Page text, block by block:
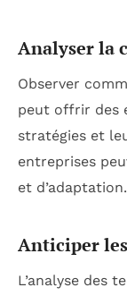
Analyser la
Observer
peut offrir des
stratégies et
entreprises
et d’adaptation.
Anticiper
L’analyse des